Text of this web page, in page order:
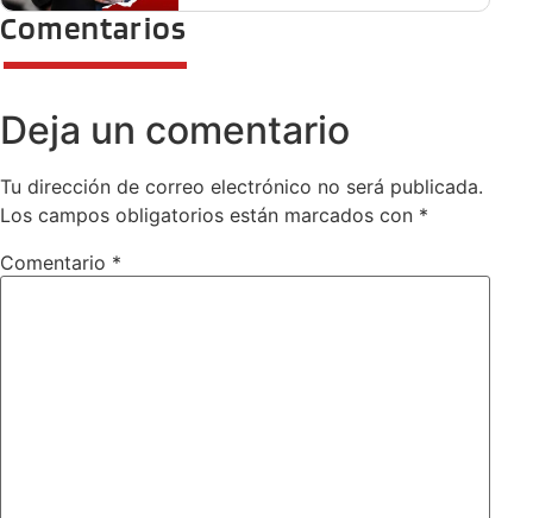
Comentarios
Deja un comentario
Tu dirección de correo electrónico no será publicada.
Los campos obligatorios están marcados con *
Comentario *